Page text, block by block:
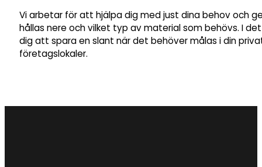
Vi arbetar för att hjälpa dig med just dina behov och
hållas nere och vilket typ av material som behövs. I
dig att spara en slant när det behöver målas i din
företagslokaler.